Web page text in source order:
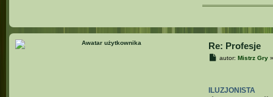
Re: Profesje
Pautor:Mistrz Gry
ILUZJONISTA